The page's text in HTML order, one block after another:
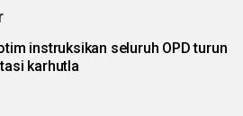
instruksikan seluruh OPD turun
karhutla